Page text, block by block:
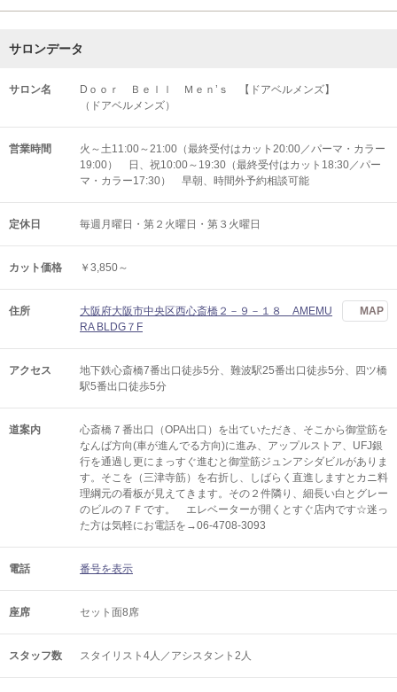
サロンデータ
サロン名
Dｏｏｒ Ｂｅｌｌ Ｍｅｎ’ｓ 【ドアベルメンズ】
（ドアベルメンズ）
営業時間
火～土11:00～21:00（最終受付はカット20:00／パーマ・カラー
19:00） 日、祝10:00～19:30（最終受付はカット18:30／パー
マ・カラー17:30） 早朝、時間外予約相談可能
定休日 毎週月曜日・第２火曜日・第３火曜日
カット価格 ￥3,850～
住所
大阪府大阪市中央区西心斎橋２－９－１８ AMEMU
RA BLDG７F
MAP
アクセス
地下鉄心斎橋7番出口徒歩5分、難波駅25番出口徒歩5分、四ツ橋
駅5番出口徒歩5分
道案内
心斎橋７番出口（OPA出口）を出ていただき、そこから御堂筋を
なんば方向(車が進んでる方向)に進み、アップルストア、UFJ銀
行を通過し更にまっすぐ進むと御堂筋ジュンアシダビルがありま
す。そこを（三津寺筋）を右折し、しばらく直進しますとカニ料
理綱元の看板が見えてきます。その２件隣り、細長い白とグレー
のビルの７Ｆです。 エレベーターが開くとすぐ店内です☆迷っ
た方は気軽にお電話を→06-4708-3093
電話 番号を表示
座席 セット面8席
スタッフ数 スタイリスト4人／アシスタント2人